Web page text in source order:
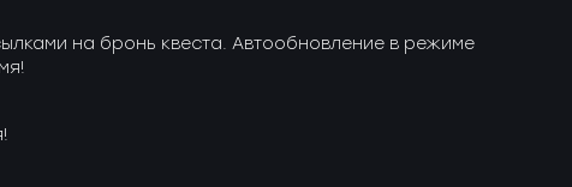
с актёрами
на бронь квеста. Автообновление в режиме